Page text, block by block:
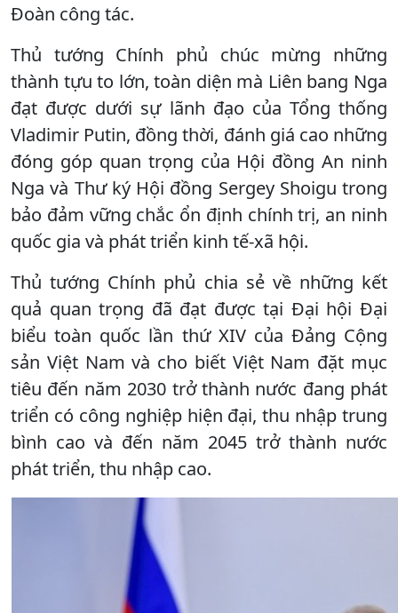
Đoàn công tác.
Thủ tướng Chính phủ chúc mừng những
thành tựu to lớn, toàn diện mà Liên bang Nga
đạt được dưới sự lãnh đạo của Tổng thống
Vladimir Putin, đồng thời, đánh giá cao những
đóng góp quan trọng của Hội đồng An ninh
Nga và Thư ký Hội đồng Sergey Shoigu trong
bảo đảm vững chắc ổn định chính trị, an ninh
quốc gia và phát triển kinh tế-xã hội.
Thủ tướng Chính phủ chia sẻ về những kết
quả quan trọng đã đạt được tại Đại hội Đại
biểu toàn quốc lần thứ XIV của Đảng Cộng
sản Việt Nam và cho biết Việt Nam đặt mục
tiêu đến năm 2030 trở thành nước đang phát
triển có công nghiệp hiện đại, thu nhập trung
bình cao và đến năm 2045 trở thành nước
phát triển, thu nhập cao.